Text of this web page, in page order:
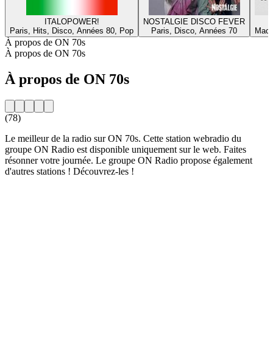
ITALOPOWER!
Paris, Hits, Disco, Années 80, Pop
NOSTALGIE DISCO FEVER
Paris, Disco, Années 70
À propos de ON 70s
À propos de ON 70s
À propos de ON 70s
(78)
Le meilleur de la radio sur ON 70s. Cette station webradio du
groupe ON Radio est disponible uniquement sur le web. Faites
résonner votre journée. Le groupe ON Radio propose également
d'autres stations ! Découvrez-les !